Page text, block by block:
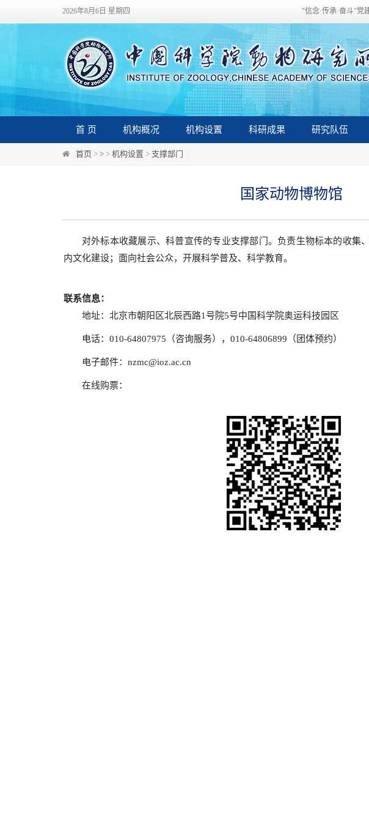
2026年8月6日 星期四 "信念·传承·奋斗"党
首 页 机构概况 机构设置 科研成果 研究队伍
首页 > > > 机构设置 > 支撑部门
国家动物博物馆
对外标本收藏展示、科普宣传的专业支撑部门。负责生物标本的收集
内文化建设；面向社会公众，开展科学普及、科学教育。
联系信息：
地址：北京市朝阳区北辰西路1号院5号中国科学院奥运科技园区
电话：010-64807975（咨询服务），010-64806899（团体预约）
电子邮件： nzmc@ioz.ac.cn
在线购票：